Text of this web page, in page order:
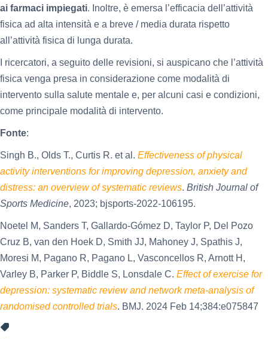
ai farmaci impiegati. Inoltre, è emersa l’efficacia dell’attività
fisica ad alta intensità e a breve / media durata rispetto
all’attività fisica di lunga durata.
I ricercatori, a seguito delle revisioni, si auspicano che l’attività
fisica venga presa in considerazione come modalità di
intervento sulla salute mentale e, per alcuni casi e condizioni,
come principale modalità di intervento.
Fonte:
Singh B., Olds T., Curtis R. et al. Effectiveness of physical
activity interventions for improving depression, anxiety and
distress: an overview of systematic reviews. British Journal of
Sports Medicine, 2023; bjsports-2022-106195.
Noetel M, Sanders T, Gallardo-Gómez D, Taylor P, Del Pozo
Cruz B, van den Hoek D, Smith JJ, Mahoney J, Spathis J,
Moresi M, Pagano R, Pagano L, Vasconcellos R, Arnott H,
Varley B, Parker P, Biddle S, Lonsdale C. Effect of exercise for
depression: systematic review and network meta-analysis of
randomised controlled trials. BMJ. 2024 Feb 14;384:e075847